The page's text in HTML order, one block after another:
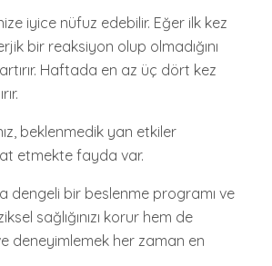
iyice nüfuz edebilir. Eğer ilk kez
bir reaksiyon olup olmadığını
Haftada en az üç dört kez
beklenmedik yan etkiler
etmekte fayda var.
dengeli bir beslenme programı ve
sağlığınızı korur hem de
deneyimlemek her zaman en